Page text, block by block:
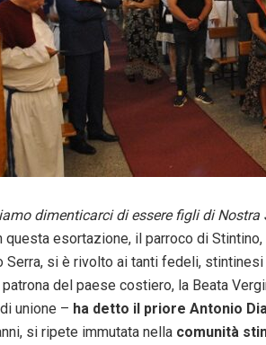
dimenticarci di essere figli di
questa esortazione, il parroco di
Serra, si è rivolto ai tanti fedeli,
del paese costiero, la Beata
unione – ha detto il priore Antonio
si ripete immutata nella comunità